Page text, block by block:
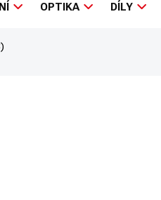
OPTIKA DÍLY